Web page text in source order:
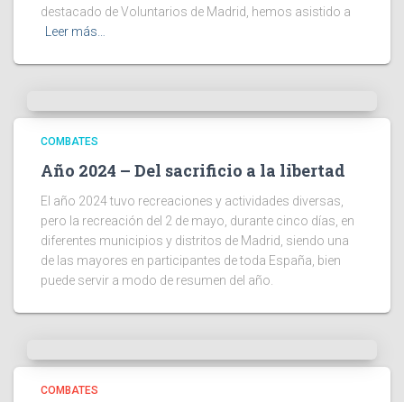
destacado de Voluntarios de Madrid, hemos asistido a
Leer más…
COMBATES
Año 2024 – Del sacrificio a la libertad
El año 2024 tuvo recreaciones y actividades diversas,
pero la recreación del 2 de mayo, durante cinco días, en
diferentes municipios y distritos de Madrid, siendo una
de las mayores en participantes de toda España, bien
puede servir a modo de resumen del año.
COMBATES